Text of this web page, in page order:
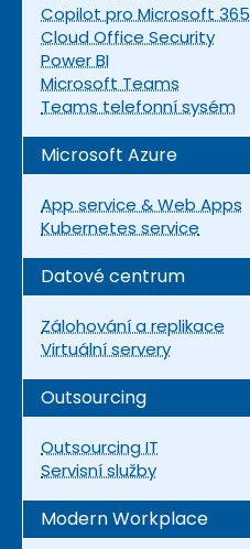
Copilot pro Microsoft 365
Cloud Office Security
Power BI
Microsoft Teams
Teams telefonní sysém
Microsoft Azure
App service & Web Apps
Kubernetes service
Datové centrum
Zálohování a replikace
Virtuální servery
Outsourcing
Outsourcing IT
Servisní služby
Modern Workplace